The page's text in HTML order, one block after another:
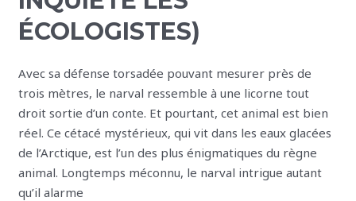
ÉCOLOGISTES)
Avec sa défense torsadée pouvant mesurer près de
trois mètres, le narval ressemble à une licorne tout
droit sortie d’un conte. Et pourtant, cet animal est bien
réel. Ce cétacé mystérieux, qui vit dans les eaux glacées
de l’Arctique, est l’un des plus énigmatiques du règne
animal. Longtemps méconnu, le narval intrigue autant
qu’il alarme
intrigue
les
(et
inquiète
les
écologistes)